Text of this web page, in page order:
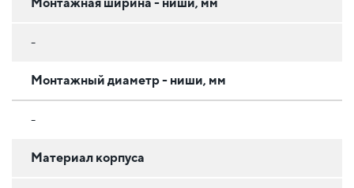
Монтажная ширина - ниши, мм
-
Монтажный диаметр - ниши, мм
-
Материал корпуса